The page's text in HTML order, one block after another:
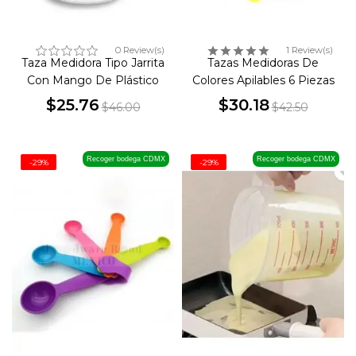
0 Review(s)
Taza Medidora Tipo Jarrita
Con Mango De Plástico
$25.76$46.00
1 Review(s)
Tazas Medidoras De
Colores Apilables 6 Piezas
$30.18$42.50
Recoger bodega CDMX
-29% Recoger bodega CDMX
-29%